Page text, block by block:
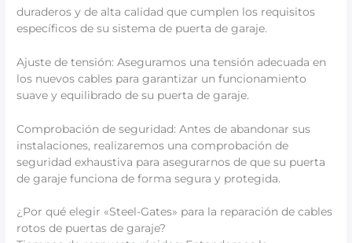
duraderos y de alta calidad que cumplen los requisitos
específicos de su sistema de puerta de garaje.
Ajuste de tensión: Aseguramos una tensión adecuada en
los nuevos cables para garantizar un funcionamiento
suave y equilibrado de su puerta de garaje.
Comprobación de seguridad: Antes de abandonar sus
instalaciones, realizaremos una comprobación de
seguridad exhaustiva para asegurarnos de que su puerta
de garaje funciona de forma segura y protegida.
¿Por qué elegir «Steel-Gates» para la reparación de cables
rotos de puertas de garaje?